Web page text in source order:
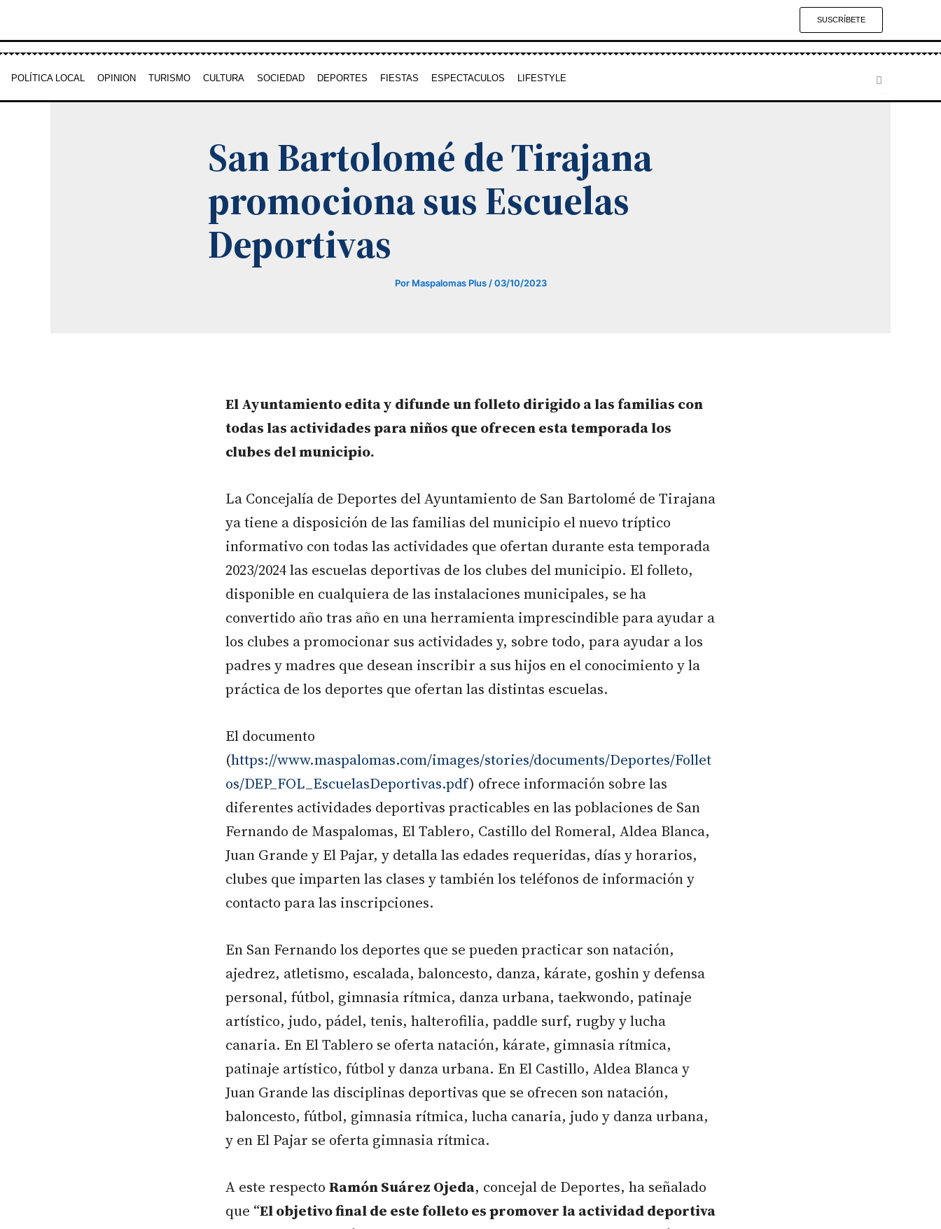
contenido
SUSCRÍBETE
POLÍTICA LOCAL OPINION TURISMO CULTURA SOCIEDAD DEPORTES FIESTAS ESPECTACULOS LIFESTYLE
San Bartolomé de Tirajana
promociona sus Escuelas
Deportivas
Por Maspalomas Plus /03/10/2023
El Ayuntamiento edita y difunde un folleto dirigido a las familias con
todas las actividades para niños que ofrecen esta temporada los
clubes del municipio.
La Concejalía de Deportes del Ayuntamiento de San Bartolomé de Tirajana
ya tiene a disposición de las familias del municipio el nuevo tríptico
informativo con todas las actividades que ofertan durante esta temporada
2023/2024 las escuelas deportivas de los clubes del municipio. El folleto,
disponible en cualquiera de las instalaciones municipales, se ha
convertido año tras año en una herramienta imprescindible para ayudar a
los clubes a promocionar sus actividades y, sobre todo, para ayudar a los
padres y madres que desean inscribir a sus hijos en el conocimiento y la
práctica de los deportes que ofertan las distintas escuelas.
El documento
(https://www.maspalomas.com/images/stories/documents/Deportes/Follet
os/DEP_FOL_EscuelasDeportivas.pdf) ofrece información sobre las
diferentes actividades deportivas practicables en las poblaciones de San
Fernando de Maspalomas, El Tablero, Castillo del Romeral, Aldea Blanca,
Juan Grande y El Pajar, y detalla las edades requeridas, días y horarios,
clubes que imparten las clases y también los teléfonos de información y
contacto para las inscripciones.
En San Fernando los deportes que se pueden practicar son natación,
ajedrez, atletismo, escalada, baloncesto, danza, kárate, goshin y defensa
personal, fútbol, gimnasia rítmica, danza urbana, taekwondo, patinaje
artístico, judo, pádel, tenis, halterofilia, paddle surf, rugby y lucha
canaria. En El Tablero se oferta natación, kárate, gimnasia rítmica,
patinaje artístico, fútbol y danza urbana. En El Castillo, Aldea Blanca y
Juan Grande las disciplinas deportivas que se ofrecen son natación,
baloncesto, fútbol, gimnasia rítmica, lucha canaria, judo y danza urbana,
y en El Pajar se oferta gimnasia rítmica.
A este respecto Ramón Suárez Ojeda, concejal de Deportes, ha señalado
que “El objetivo final de este folleto es promover la actividad deportiva